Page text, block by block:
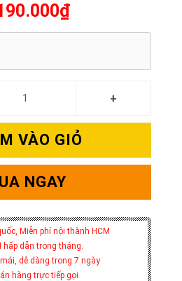
VÀO GIỎ
NGAY
Miễn phí nội thành HCM
hấp dẫn trong tháng.
dễ dàng trong 7 ngày
hàng trực tiếp gọi